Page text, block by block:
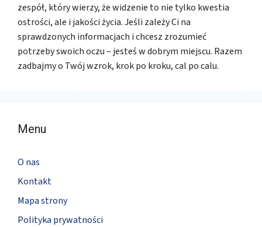
zespół, który wierzy, że widzenie to nie tylko kwestia
ostrości, ale i jakości życia. Jeśli zależy Ci na
sprawdzonych informacjach i chcesz zrozumieć
potrzeby swoich oczu – jesteś w dobrym miejscu. Razem
zadbajmy o Twój wzrok, krok po kroku, cal po calu.
Menu
O nas
Kontakt
Mapa strony
Polityka prywatności